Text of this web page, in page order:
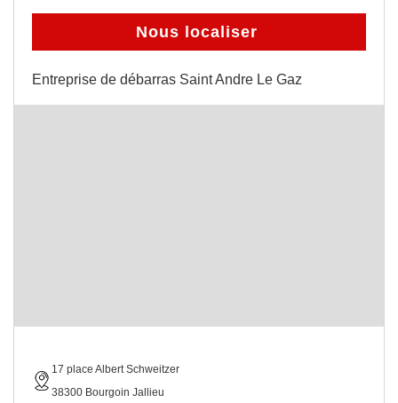
Nous localiser
Entreprise de débarras Saint Andre Le Gaz
17 place Albert Schweitzer
38300 Bourgoin Jallieu